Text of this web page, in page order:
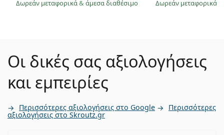
Δωρεάν μεταφορικά& άμεσα διαθέσιμο Δωρεάν μεταφορικά
Οι δικές σας αξιολογήσεις
και εμπειρίες
Περισσότερες αξιολογήσεις στο Google Περισσότερες
αξιολογήσεις στο Skroutz.gr